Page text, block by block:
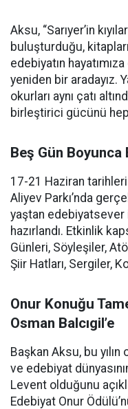
Aksu, “Sarıyer’in
buluşturduğu,
edebiyatın
yeniden bir aradayız.
okurları aynı çatı
birleştirici gücünü
Beş Gün Boyunca
17-21 Haziran
Aliyev Parkı’nda
yaştan
hazırlandı. Etkinlik
Günleri, Söyleşiler,
Şiir Hatları, Sergiler,
Onur Konuğu
Osman Balcıgil’e
Başkan Aksu, bu
ve edebiyat
Levent olduğunu
Edebiyat Onur